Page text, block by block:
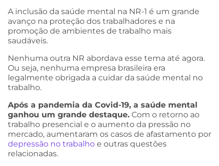
A inclusão da saúde mental na NR-1 é um grande
avanço na proteção dos trabalhadores e na
promoção de ambientes de trabalho mais
saudáveis.
Nenhuma outra NR abordava esse tema até agora.
Ou seja, nenhuma empresa brasileira era
legalmente obrigada a cuidar da saúde mental no
trabalho.
Após a pandemia da Covid-19, a saúde mental
ganhou um grande destaque. Com o retorno ao
trabalho presencial e o aumento da pressão no
mercado, aumentaram os casos de afastamento por
depressão no trabalho e outras questões
relacionadas.